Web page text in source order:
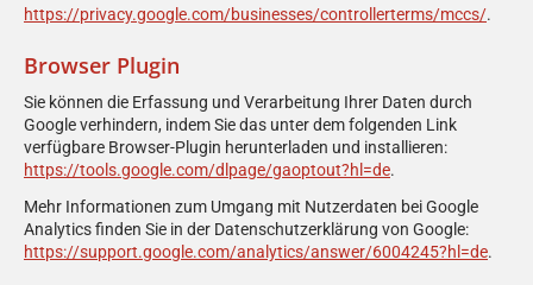
https://privacy.google.com/businesses/controllerterms/mccs/.
Browser Plugin
Sie können die Erfassung und Verarbeitung Ihrer Daten durch
Google verhindern, indem Sie das unter dem folgenden Link
verfügbare Browser-Plugin herunterladen und installieren:
https://tools.google.com/dlpage/gaoptout?hl=de.
Mehr Informationen zum Umgang mit Nutzerdaten bei Google
Analytics finden Sie in der Datenschutzerklärung von Google:
https://support.google.com/analytics/answer/6004245?hl=de.